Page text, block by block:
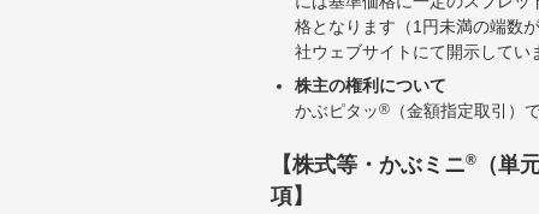
格となります（1円未満の端数
社ウェブサイトにて開示して
株主の権利について
かぶピタッ® （金額指定取引）
【株式等・かぶミニ®
（単
項】